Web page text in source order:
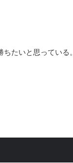
たいと思っている。